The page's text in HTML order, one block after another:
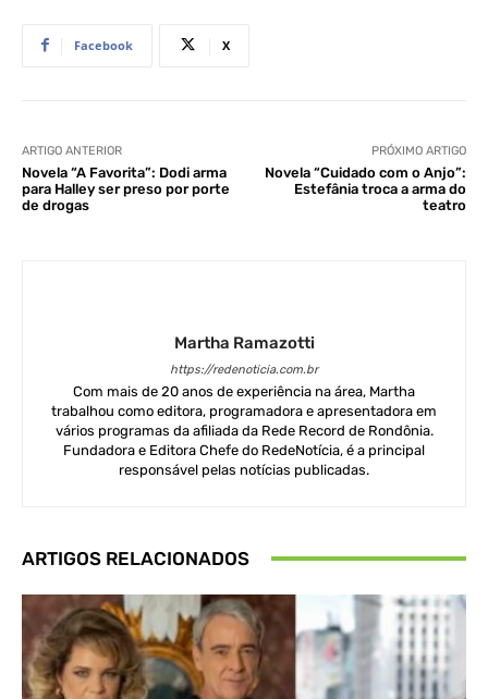
Facebook X
ARTIGO ANTERIOR
Novela “A Favorita”: Dodi arma
para Halley ser preso por porte
de drogas
PRÓXIMO ARTIGO
Novela “Cuidado com o Anjo”:
Estefânia troca a arma do
teatro
Martha Ramazotti
https://redenoticia.com.br
Com mais de 20 anos de experiência na área, Martha
trabalhou como editora, programadora e apresentadora em
vários programas da afiliada da Rede Record de Rondônia.
Fundadora e Editora Chefe do RedeNotícia, é a principal
responsável pelas notícias publicadas.
ARTIGOS RELACIONADOS